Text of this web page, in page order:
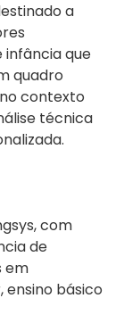
a
infância que
quadro
contexto
técnica
com
de
em
básico